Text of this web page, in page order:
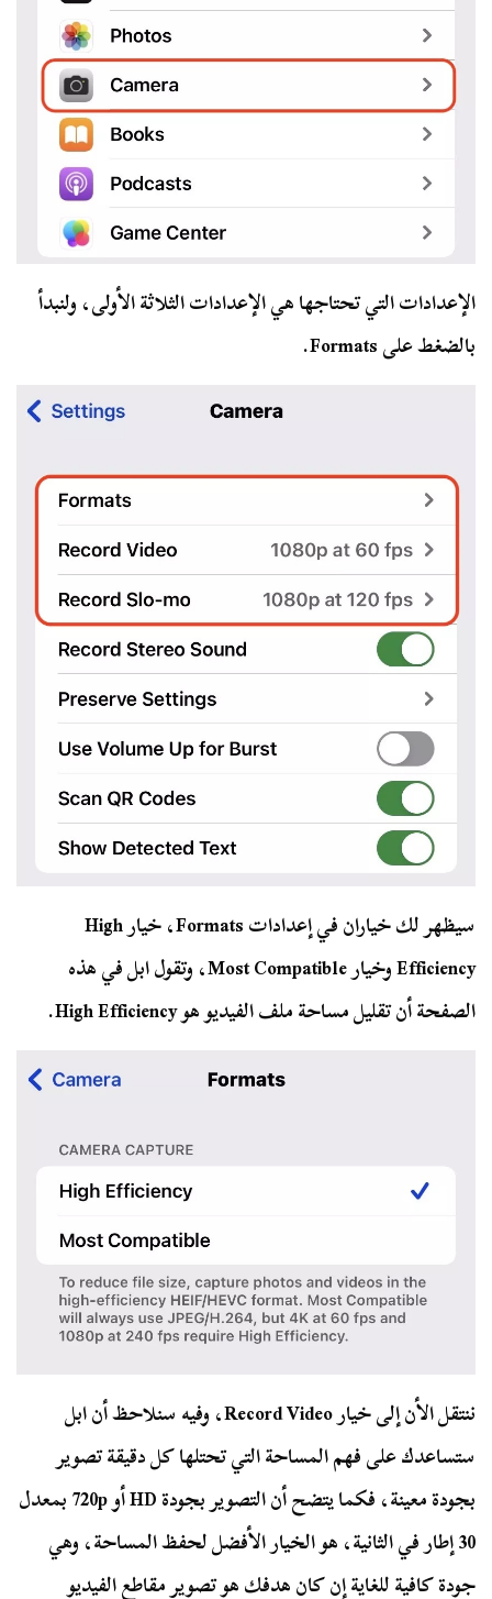
الإعدادات التي تحتاجها هي الإعدادات الثلاثة الأولى، ولنبدأ
بالضغط على Formats.
سيظهر لك خياران في إعدادات Formats، خيار High
Efficiency وخيار Most Compatible، وتقول ابل في هذه
الصفحة أن تقليل مساحة ملف الفيديو هو High Efficiency.
ننتقل الأن إلى خيار Record Video، وفيه سنلاحظ أن ابل
ستساعدك على فهم المساحة التي تحتلها كل دقيقة تصوير
بجودة معينة، فكما يتضح أن التصوير بجودة HD أو 720p بمعدل
30 إطار في الثانية، هو الخيار الأفضل لحفظ المساحة، وهي
جودة كافية للغاية إن كان هدفك هو تصوير مقاطع الفيديو